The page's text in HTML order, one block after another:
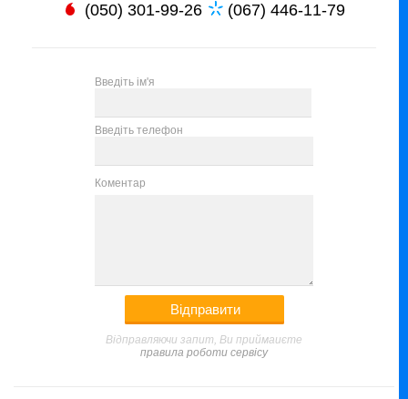
(050) 301-99-26 (067) 446-11-79
Введіть ім'я
Введіть телефон
Коментар
Відправляючи запит, Ви приймаиєте
правила роботи сервісу